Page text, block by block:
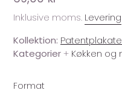
Inklusive moms. Levering
Kollektion:
Kategorier+ Køkken og
Format